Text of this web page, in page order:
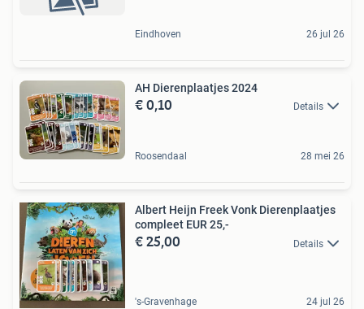
Eindhoven 26 jul 26
AH Dierenplaatjes 2024
€ 0,10 Details
Roosendaal 28 mei 26
Albert Heijn Freek Vonk Dierenplaatjes
compleet EUR 25,-
€ 25,00 Details
's-Gravenhage 24 jul 26